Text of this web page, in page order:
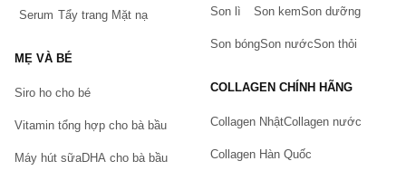
Serum Tẩy trang Mặt nạ
MẸ VÀ BÉ
Siro ho cho bé
Vitamin tổng hợp cho bà bầu
Máy hút sữaDHA cho bà bầu
Son lì Son kemSon dưỡng
Son bóngSon nướcSon thỏi
COLLAGEN CHÍNH HÃNG
Collagen NhậtCollagen nước
Collagen Hàn Quốc